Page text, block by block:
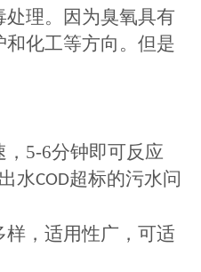
理。因为臭氧具有
化工等方向。但是
5-6分钟即可反应
水COD超标的污水问
，适用性广，可适